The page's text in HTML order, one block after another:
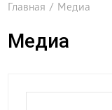
Главная / Медиа
Медиа